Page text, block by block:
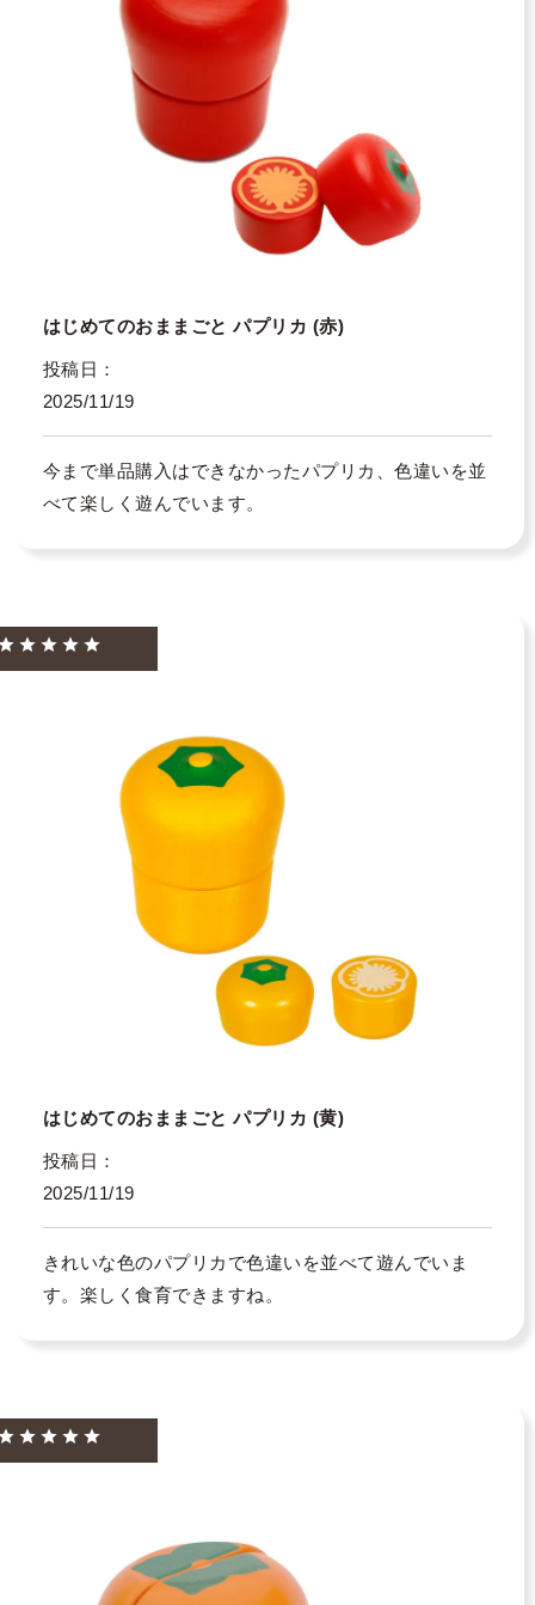
はじめてのおままごと パプリカ (赤)
投稿日
2025/11/19
今まで単品購入はできなかったパプリカ、色違いを並
べて楽しく遊んでいます。
はじめてのおままごと パプリカ (黄)
投稿日
2025/11/19
きれいな色のパプリカで色違いを並べて遊んでいま
す。楽しく食育できますね。